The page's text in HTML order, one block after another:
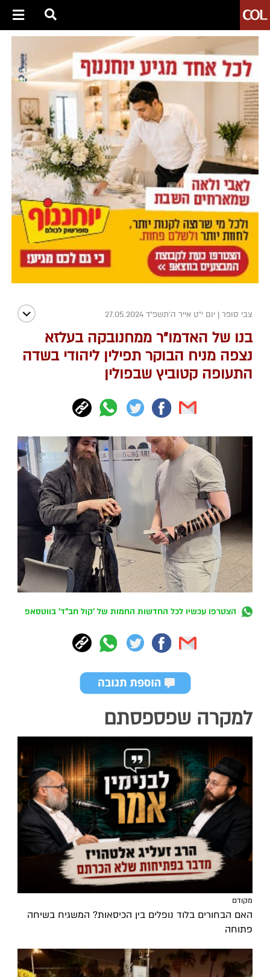
צבי סופר | יום י"ט אייר ה׳תשפ״ד 27.05.2024
בנו של האדמו"ר ממחנובקה בעלזא
נצפה מניח הבוקר תפילין ליהודי בשדה
התעופה קטוביץ שבפולין
הצטרפו עכשיו לכל החדשות החמות של 'קול חב"ד' בווטסאפ
למקרה שפספסתם
מקודם
האם הבחורים בלוד נופלים בין הכיסאות? המשגיח בשיחה
פתוחה